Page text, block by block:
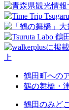
鶴田町への
鶴の舞橋・
鶴田のみど